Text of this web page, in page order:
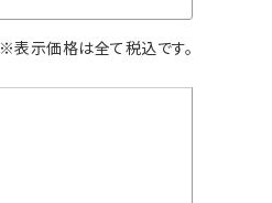
※表示価格は全て税込です。